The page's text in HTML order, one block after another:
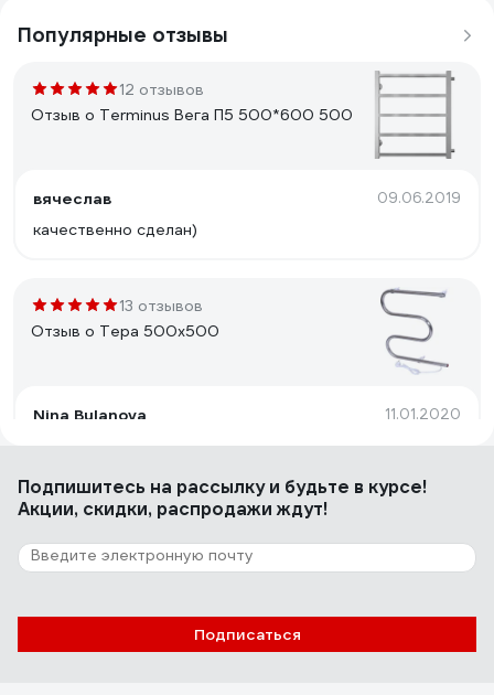
Популярные отзывы
12 отзывов
Отзыв о Terminus Вега П5 500*600 500
вячеслав 09.06.2019
качественно сделан)
13 отзывов
Отзыв о Тера 500х500
Nina Bulanova 11.01.2020
Небольшой
9 отзывов
Отзыв о Terminus 1 600*600"
Подпишитесь на рассылкуи будьте в курсе!
Акции, скидки, распродажи ждут!
Подписаться